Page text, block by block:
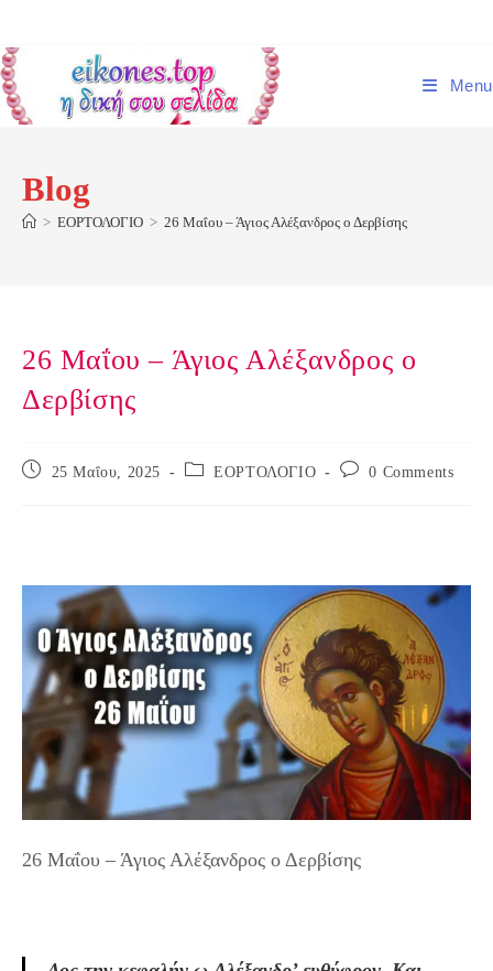
content
Menu
Blog
> ΕΟΡΤΟΛΟΓΙΟ > 26 Μαΐου – Άγιος Αλέξανδρος ο Δερβίσης
26 Μαΐου – Άγιος Αλέξανδρος ο
Δερβίσης
Post
25 Μαΐου, 2025
Post ΕΟΡΤΟΛΟΓΙΟ
Post 0 Comments
26 Μαΐου – Άγιος Αλέξανδρος ο Δερβίσης